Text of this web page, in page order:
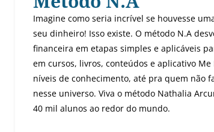
Imagine como seria incrível se houvesse
seu dinheiro! Isso existe. O método N.A
financeira em etapas simples e aplicáveis
em cursos, livros, conteúdos e aplicativo
níveis de conhecimento, até pra quem não
nesse universo. Viva o método Nathalia
40 mil alunos ao redor do mundo.